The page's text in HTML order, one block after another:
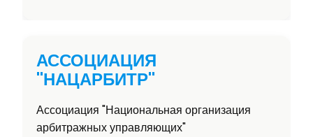
АССОЦИАЦИЯ
"НАЦАРБИТР"
Ассоциация "Национальная организация
арбитражных управляющих"